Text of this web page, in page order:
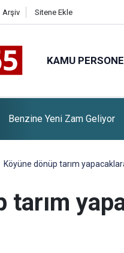
Arşiv Sitene Ekle
KAMU
Çin Merkez Bankası Altın
Köyüne dönüp tarım
tarım